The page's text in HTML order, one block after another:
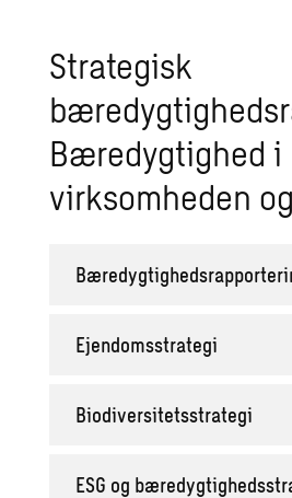
Strategisk
Bæredygtighed i
virksomheden
Ejendomsstrategi
Biodiversitetsstrategi
ESG og